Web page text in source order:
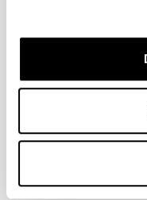
bada programakoa,
prozedurabete
diren dokumentuak
Zuzendariaren